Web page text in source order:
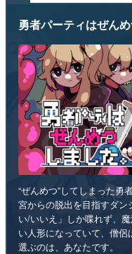
勇者パーティはぜんめ
“ぜんめつ”してしまった勇
宮からの脱出を目指すダ
い/いいえ」しか喋れず、
い人形になっていて、僧
選ぶのは、あなたです。